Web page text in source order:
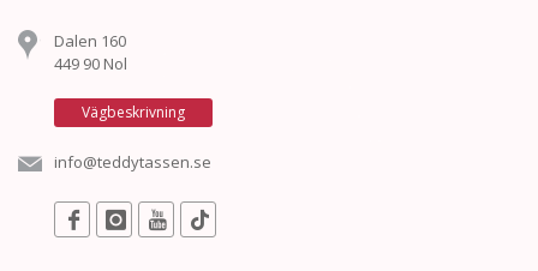
Dalen 160
449 90 Nol
Vägbeskrivning
info@teddytassen.se